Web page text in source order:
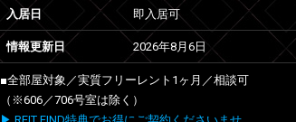
入居日 即入居可
情報更新日 2026年8月6日
■全部屋対象／実質フリーレント1ヶ月／相談可
（※606／706号室は除く）